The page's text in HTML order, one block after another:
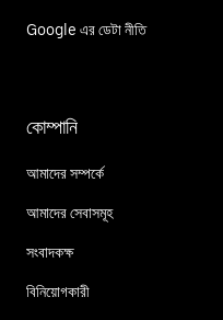
Google এর ডেটা নীতি
কোম্পানি
আমাদের সম্পর্কে
আমাদের সেবাসমূহ
সংবাদকক্ষ
বিনিয়োগকারী